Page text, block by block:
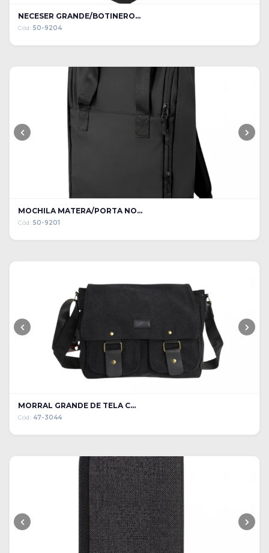
NECESER GRANDE/BOTINERO...
Cód: 50-9204
MOCHILA MATERA/PORTA NO...
Cód: 50-9201
MORRAL GRANDE DE TELA C...
Cód: 47-3044